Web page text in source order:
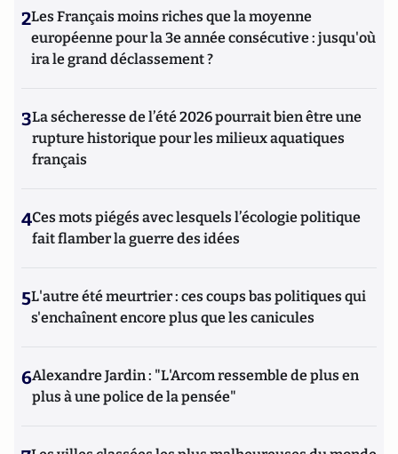
2Les Français moins riches que la moyenne
européenne pour la 3e année consécutive : jusqu'où
ira le grand déclassement ?
3La sécheresse de l’été 2026 pourrait bien être une
rupture historique pour les milieux aquatiques
français
4Ces mots piégés avec lesquels l’écologie politique
fait flamber la guerre des idées
5L'autre été meurtrier : ces coups bas politiques qui
s'enchaînent encore plus que les canicules
6Alexandre Jardin : "L'Arcom ressemble de plus en
plus à une police de la pensée"